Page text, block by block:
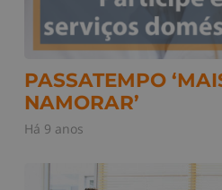
PASSATEMPO
NAMORAR’
Há 9 anos